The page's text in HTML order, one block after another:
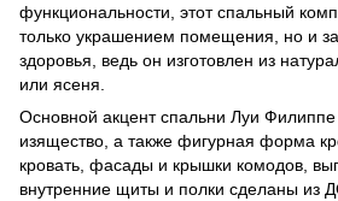
функциональности, этот спальный
только украшением помещения, но и
здоровья, ведь он изготовлен из
или ясеня.
Основной акцент спальни Луи Филиппе
изящество, а также фигурная форма
кровать, фасады и крышки комодов,
внутренние щиты и полки сделаны из